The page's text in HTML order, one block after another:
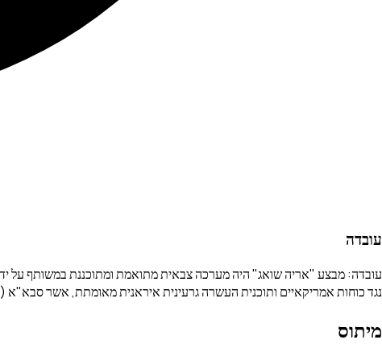
עובדה
נגד כוחות אמריקאיים ותוכנית העשרה גרעינית איראנית מאומתת, אשר סבא"א (IAEA) אישרה כי הגיעה לרמות הקרובות לרמה צבאית. טראמפ עצמו הצהיר כי ייתכן שהוא "אלץ את ידה של ישראל", ולא להפך.
מיתוס